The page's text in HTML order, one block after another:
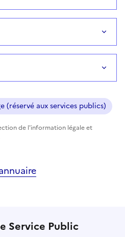
(réservé aux services publics)
de l'information légale et
Service Public